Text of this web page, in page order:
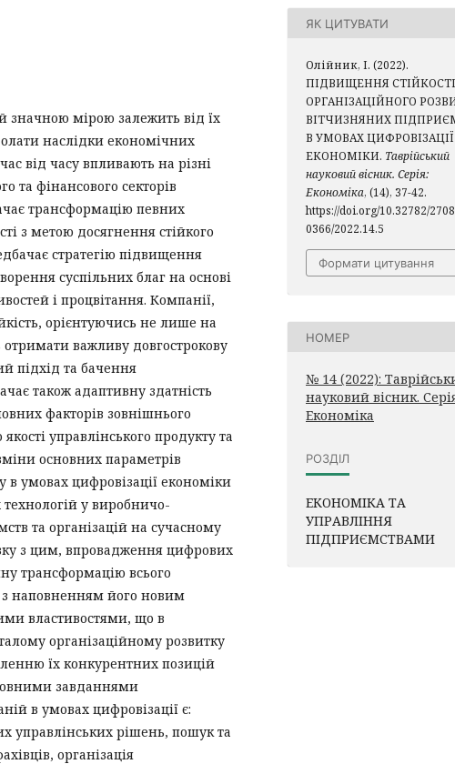
значною мірою залежить від їх
наслідки економічних
від часу впливають на різні
та фінансового секторів
трансформацію певних
з метою досягнення стійкого
стратегію підвищення
суспільних благ на основі
і процвітання. Компанії,
орієнтуючись не лише на
важливу довгострокову
підхід та бачення
також адаптивну здатність
факторів зовнішнього
управлінського продукту та
основних параметрів
в умовах цифровізації економіки
у виробничо-
та організацій на сучасному
з цим, впровадження цифрових
трансформацію всього
з наповненням його новим
властивостями, що в
організаційному розвитку
їх конкурентних позицій
завданнями
в умовах цифровізації є:
управлінських рішень, пошук та
організація
ЯК ЦИТУВАТИ
Олійник, І. (2022).
ПІДВИЩЕННЯ СТІЙКОСТІ
ОРГАНІЗАЦІЙНОГО
ВІТЧИЗНЯНИХ
В УМОВАХ ЦИФРОВІЗАЦІЇ
ЕКОНОМІКИ. Таврійський
науковий вісник. Серія:
Економіка, (14), 37-42.
https://doi.org/10.32782/
0366/2022.14.5
Формати цитування
НОМЕР
№ 14 (2022):
науковий вісник.
Економіка
РОЗДІЛ
ЕКОНОМІКА ТА
УПРАВЛІННЯ
ПІДПРИЄМСТВАМИ